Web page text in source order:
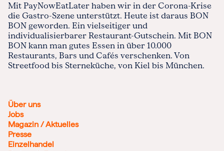
Mit PayNowEatLater haben wir in der Corona-Krise
die Gastro-Szene unterstützt. Heute ist daraus BON
BON geworden. Ein vielseitiger und
individualisierbarer Restaurant-Gutschein. Mit BON
BON kann man gutes Essen in über 10.000
Restaurants, Bars und Cafés verschenken. Von
Streetfood bis Sterneküche, von Kiel bis München.
Über uns
Jobs
Magazin / Aktuelles
Presse
Einzelhandel